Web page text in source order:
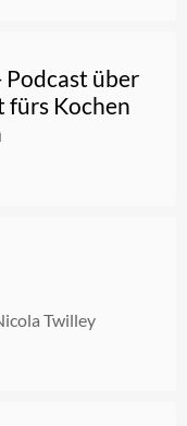
Podcast über
fürs Kochen
Twilley